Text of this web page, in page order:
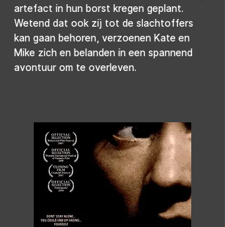
artefact in hun borst kregen geplant.
Wetend dat ook zij tot de slachtoffers
kan gaan behoren, verzoenen Kate en
Mike zich en belanden in een spannend
avontuur om te overleven.